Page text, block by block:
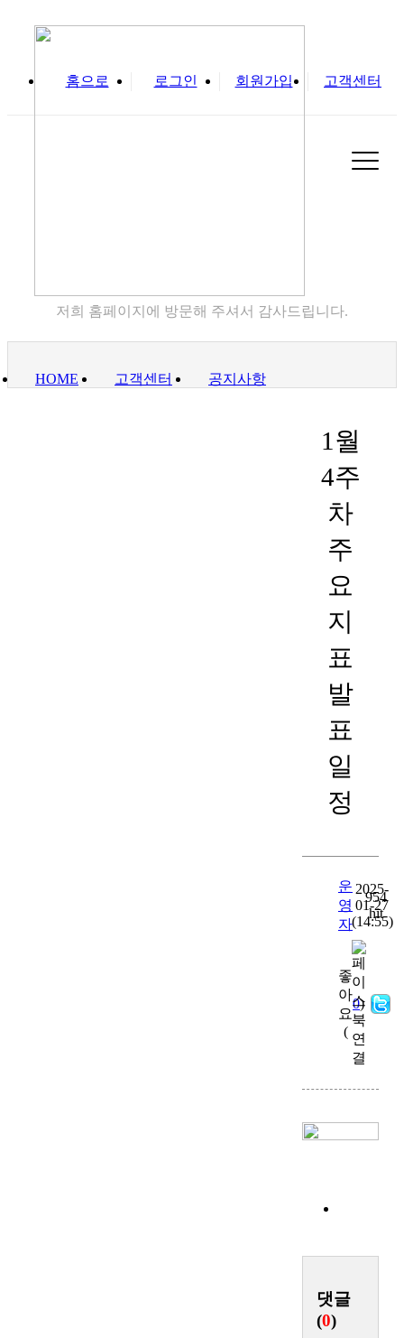
홈으로 로그인 회원가입 고객센터
저희 홈페이지에 방문해 주셔서 감사드립니다.
HOME 고객센터 공지사항
1월
4주
차
주
요
지
표
발
표
일
정
운
영
자
2025-
01-27
(14:55)
954
hit
좋
아
요
(
0)
댓글
(0)